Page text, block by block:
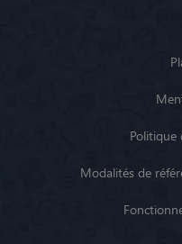
Politique
Modalités de